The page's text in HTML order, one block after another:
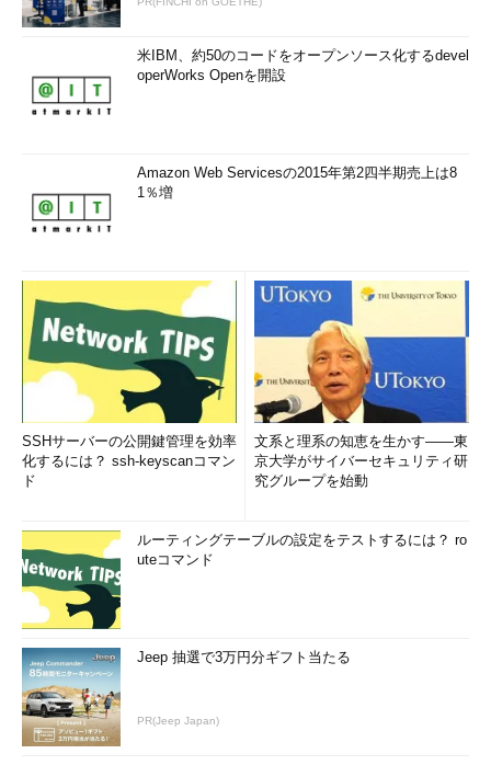
米IBM、約50のコードをオープンソース化するdevel
operWorks Openを開設
Amazon Web Servicesの2015年第2四半期売上は8
1％増
SSHサーバーの公開鍵管理を効率
化するには？ ssh-keyscanコマン
ド
文系と理系の知恵を生かす――東
京大学がサイバーセキュリティ研
究グループを始動
ルーティングテーブルの設定をテストするには？ ro
uteコマンド
Jeep 抽選で3万円分ギフト当たる
PR(Jeep Japan)